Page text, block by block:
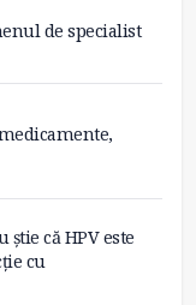
de specialist
că HPV este
cu